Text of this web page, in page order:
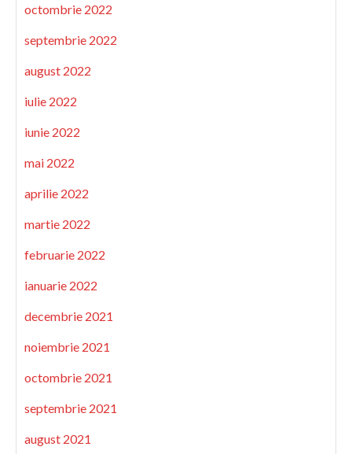
octombrie 2022
septembrie 2022
august 2022
iulie 2022
iunie 2022
mai 2022
aprilie 2022
martie 2022
februarie 2022
ianuarie 2022
decembrie 2021
noiembrie 2021
octombrie 2021
septembrie 2021
august 2021